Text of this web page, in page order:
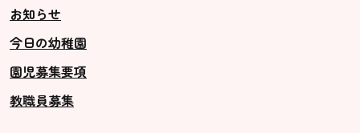
お知らせ
今日の幼稚園
園児募集要項
教職員募集